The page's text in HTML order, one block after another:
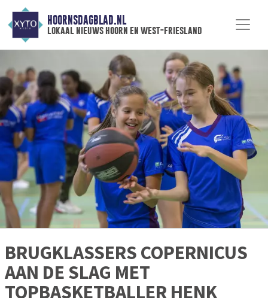
HOORNSDAGBLAD.NL
lokaal nieuws hoorn en west-friesland
BRUGKLASSERS COPERNICUS
AAN DE SLAG MET
TOPBASKETBALLER HENK